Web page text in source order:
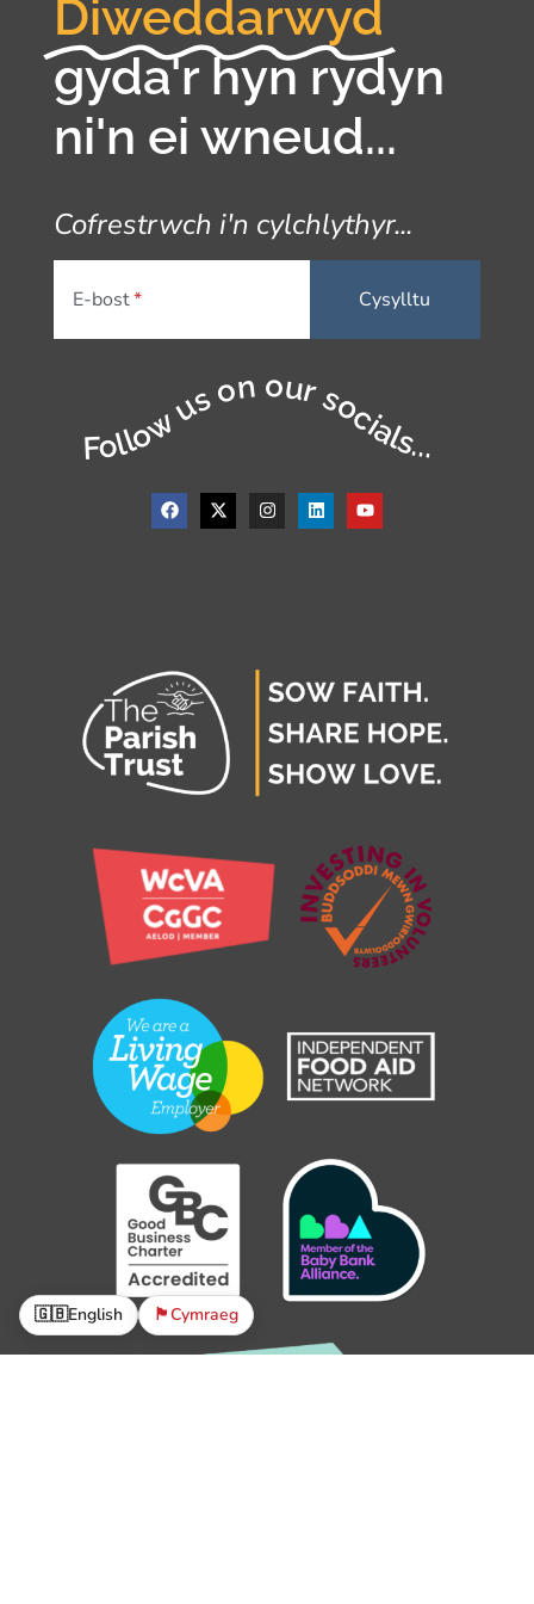
Diweddarwyd
gyda'r hyn rydyn
ni'n ei wneud...
Cofrestrwch i'n cylchlythyr...
E-bost
Follow us on our socials...
🇬🇧English 🏴󠁧󠁢󠁷󠁬󠁳󠁿Cymraeg